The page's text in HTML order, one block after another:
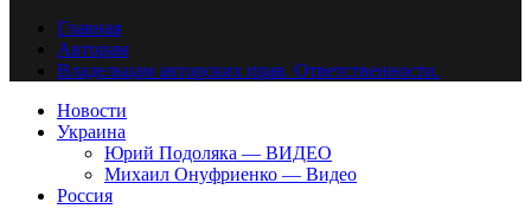
Главная
Авторам
Владельцам авторских прав. Ответственности.
Новости
Украина
Юрий Подоляка — ВИДЕО
Михаил Онуфриенко — Видео
Россия